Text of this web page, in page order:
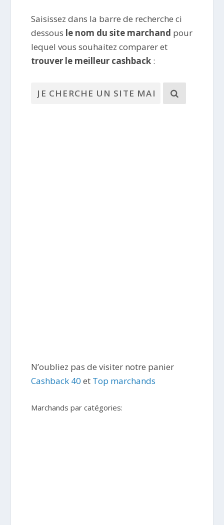
Saisissez dans la barre de recherche ci
dessous le nom du site marchand pour
lequel vous souhaitez comparer et
trouver le meilleur cashback :
N’oubliez pas de visiter notre panier
Cashback 40 et Top marchands
Marchands par catégories: